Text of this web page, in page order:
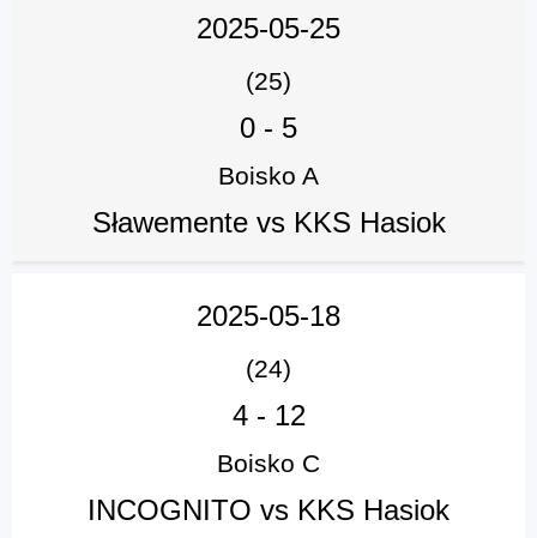
2025-05-25
(25)
0 - 5
Boisko A
Sławemente vs KKS Hasiok
2025-05-18
(24)
4- 12
Boisko C
INCOGNITO vs KKS Hasiok